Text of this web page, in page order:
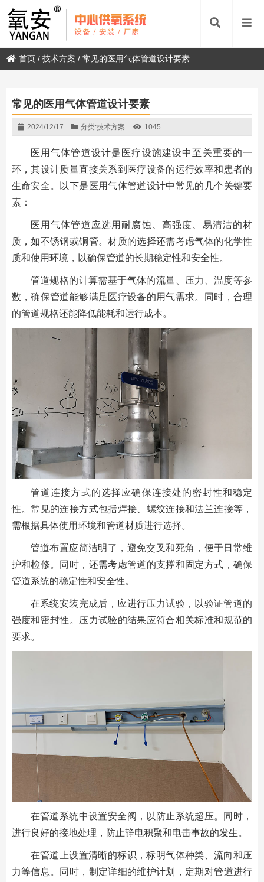
首页 /技术方案 /常见的医用气体管道设计要素
常见的医用气体管道设计要素
2024/12/17 分类:技术方案 1045
医用气体管道设计是医疗设施建设中至关重要的一
环，其设计质量直接关系到医疗设备的运行效率和患者的
生命安全。以下是医用气体管道设计中常见的几个关键要
素：
医用气体管道应选用耐腐蚀、高强度、易清洁的材
质，如不锈钢或铜管。材质的选择还需考虑气体的化学性
质和使用环境，以确保管道的长期稳定性和安全性。
管道规格的计算需基于气体的流量、压力、温度等参
数，确保管道能够满足医疗设备的用气需求。同时，合理
的管道规格还能降低能耗和运行成本。
管道连接方式的选择应确保连接处的密封性和稳定
性。常见的连接方式包括焊接、螺纹连接和法兰连接等，
需根据具体使用环境和管道材质进行选择。
管道布置应简洁明了，避免交叉和死角，便于日常维
护和检修。同时，还需考虑管道的支撑和固定方式，确保
管道系统的稳定性和安全性。
在系统安装完成后，应进行压力试验，以验证管道的
强度和密封性。压力试验的结果应符合相关标准和规范的
要求。
在管道系统中设置安全阀，以防止系统超压。同时，
进行良好的接地处理，防止静电积聚和电击事故的发生。
在管道上设置清晰的标识，标明气体种类、流向和压
力等信息。同时，制定详细的维护计划，定期对管道进行